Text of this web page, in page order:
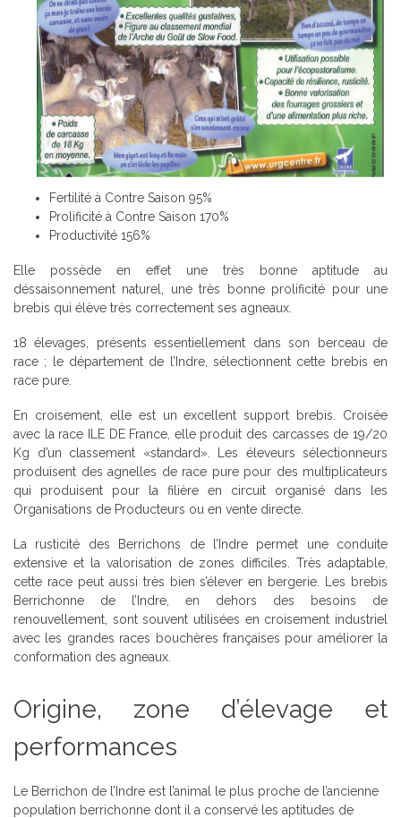
Fertilité à Contre Saison 95%
Prolificité à Contre Saison 170%
Productivité 156%
Elle possède en effet une très bonne aptitude au
déssaisonnement naturel, une très bonne prolificité pour une
brebis qui élève très correctement ses agneaux.
18 élevages, présents essentiellement dans son berceau de
race ; le département de l’Indre, sélectionnent cette brebis en
race pure.
En croisement, elle est un excellent support brebis. Croisée
avec la race ILE DE France, elle produit des carcasses de 19/20
Kg d’un classement «standard». Les éleveurs sélectionneurs
produisent des agnelles de race pure pour des multiplicateurs
qui produisent pour la filière en circuit organisé dans les
Organisations de Producteurs ou en vente directe.
La rusticité des Berrichons de l’Indre permet une conduite
extensive et la valorisation de zones difficiles. Très adaptable,
cette race peut aussi très bien s’élever en bergerie. Les brebis
Berrichonne de l’Indre, en dehors des besoins de
renouvellement, sont souvent utilisées en croisement industriel
avec les grandes races bouchères françaises pour améliorer la
conformation des agneaux.
Origine, zone d’élevage et
performances
Le Berrichon de l’Indre est l’animal le plus proche de l’ancienne
population berrichonne dont il a conservé les aptitudes de